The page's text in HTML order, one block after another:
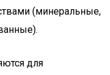
(минеральные,
для